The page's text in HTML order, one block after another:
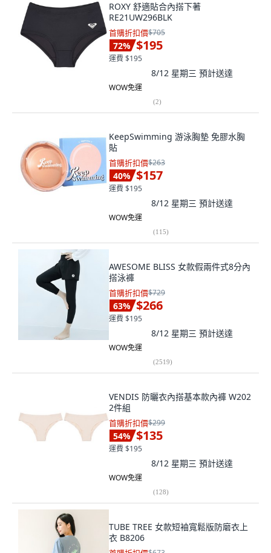
ROXY 舒適貼合內搭下著
RE21UW296BLK
首購折扣價$705
72% $195
運費 $195
8/12 星期三 預計送達
WOW免運
(2)
KeepSwimming 游泳胸墊 免膠水胸
貼
首購折扣價$263
40% $157
運費 $195
8/12 星期三 預計送達
WOW免運
(115)
AWESOME BLISS 女款假兩件式8分內
搭泳褲
首購折扣價$729
63% $266
運費 $195
8/12 星期三 預計送達
WOW免運
(2519)
VENDIS 防曬衣內搭基本款內褲 W202
2件組
首購折扣價$299
54% $135
運費 $195
8/12 星期三 預計送達
WOW免運
(128)
TUBE TREE 女款短袖寬鬆版防磨衣上
衣 B8206